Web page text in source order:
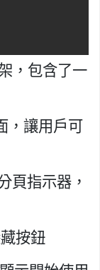
，包含了一
，讓用戶可
頁指示器，
按鈕